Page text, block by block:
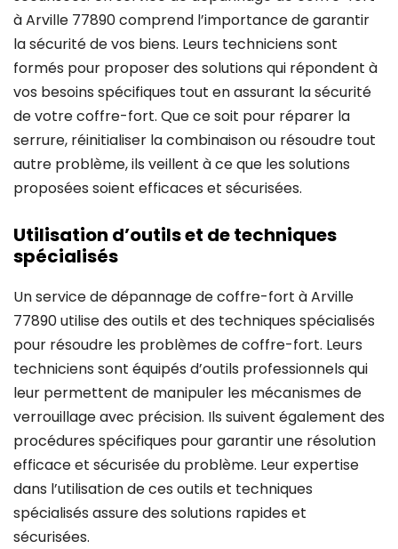
à Arville 77890 comprend l’importance de garantir
la sécurité de vos biens. Leurs techniciens sont
formés pour proposer des solutions qui répondent à
vos besoins spécifiques tout en assurant la sécurité
de votre coffre-fort. Que ce soit pour réparer la
serrure, réinitialiser la combinaison ou résoudre tout
autre problème, ils veillent à ce que les solutions
proposées soient efficaces et sécurisées.
Utilisation d’outils et de techniques
spécialisés
Un service de dépannage de coffre-fort à Arville
77890 utilise des outils et des techniques spécialisés
pour résoudre les problèmes de coffre-fort. Leurs
techniciens sont équipés d’outils professionnels qui
leur permettent de manipuler les mécanismes de
verrouillage avec précision. Ils suivent également des
procédures spécifiques pour garantir une résolution
efficace et sécurisée du problème. Leur expertise
dans l’utilisation de ces outils et techniques
spécialisés assure des solutions rapides et
sécurisées.